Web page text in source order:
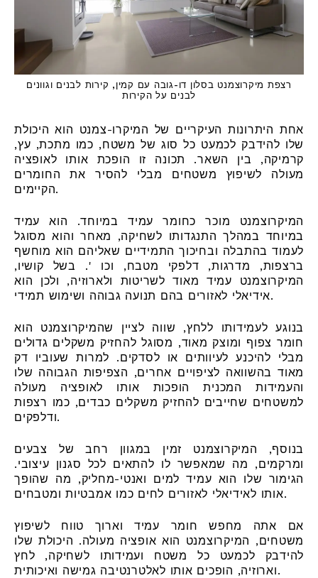
רצפת מיקרוצמנט בסלון דו-גובה עם קמין, קירות לבנים וגוונים
לבנים על הקירות
אחת היתרונות העיקריים של המיקרו-צמנט הוא היכולת
שלו להידבק לכמעט כל סוג של משטח, כמו מתכת, עץ,
קרמיקה, בין השאר. תכונה זו הופכת אותו לאופציה
מעולה לשיפוץ משטחים מבלי להסיר את החומרים
הקיימים.
המיקרוצמנט מוכר כחומר עמיד במיוחד. הוא עמיד
במיוחד במהלך התנגדותו לשחיקה, מאחר והוא מסוגל
לעמוד בהתבלה ובחיכוך התמידיים שאליהם הוא מוחשף
ברצפות, מדרגות, דלפקי מטבח, וכו '. בשל קושיו,
המיקרוצמנט עמיד מאוד לשריטות ולארוזיה, ולכן הוא
אידיאלי לאזורים בהם תנועה גבוהה ושימוש תמידי.
בנוגע לעמידותו ללחץ, שווה לציין שהמיקרוצמנט הוא
חומר צפוף ומוצק מאוד, מסוגל להחזיק משקלים גדולים
מבלי להיכנע לעיוותים או לסדקים. למרות שעוביו דק
מאוד בהשוואה לציפויים אחרים, הצפיפות הגבוהה שלו
והעמידות המכנית הופכות אותו לאופציה מעולה
למשטחים שחייבים להחזיק משקלים כבדים, כמו רצפות
ודלפקים.
בנוסף, המיקרוצמנט זמין במגוון רחב של צבעים
ומרקמים, מה שמאפשר לו להתאים לכל סגנון עיצובי.
הגימור שלו הוא עמיד למים ואנטי-מחליק, מה שהופך
אותו לאידיאלי לאזורים לחים כמו אמבטיות ומטבחים.
אם אתה מחפש חומר עמיד וארוך טווח לשיפוץ
משטחים, המיקרוצמנט הוא אופציה מעולה. היכולת שלו
להידבק לכמעט כל משטח ועמידותו לשחיקה, לחץ
וארוזיה, הופכים אותו לאלטרנטיבה גמישה ואיכותית.